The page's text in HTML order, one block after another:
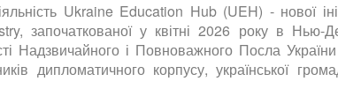
Ukraine Education Hub (UEH) - нової
започаткованої у квітні 2026 року в Нью-
Надзвичайного і Повноважного Посла України
дипломатичного корпусу, української